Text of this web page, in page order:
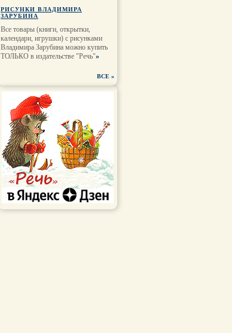
РИСУНКИ ВЛАДИМИРА
ЗАРУБИНА
Все товары (книги, открытки,
календари, игрушки) с рисунками
Владимира Зарубина можно купить
ТОЛЬКО в издательстве "Речь"»
ВСЕ »